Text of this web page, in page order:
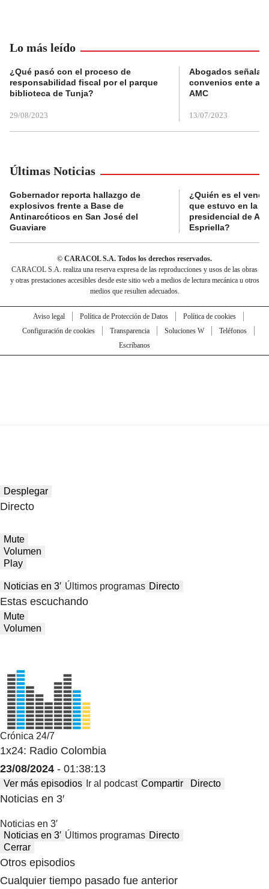
Lo más leído
¿Qué pasó con el proceso de
responsabilidad fiscal por el parque
biblioteca de Tunja?
29/08/2023
Abogados
convenios ente
AMC
13/07/2023
Últimas Noticias
Gobernador reporta hallazgo de
explosivos frente a Base de
Antinarcóticos en San José del
Guaviare
¿Quién es el
que estuvo en la
presidencial de
Espriella?
© CARACOL S.A. Todos los derechos reservados.
CARACOL S.A. realiza una reserva expresa de las reproducciones y usos de las obras
y otras prestaciones accesibles desde este sitio web a medios de lectura mecánica u otros
medios que resulten adecuados.
Aviso legal Política de Protección de Datos
Política de cookies
Configuración de cookies
Transparencia Soluciones W
Teléfonos
Escríbanos
Desplegar
Directo
Mute
Volumen
Play
Noticias en 3′ Últimos programas Directo
Estas escuchando
Mute
Volumen
Crónica 24/7
1x24: Radio Colombia
23/08/2024 - 01:38:13
Ver más episodios Ir al podcast Compartir Directo
Noticias en 3′
Noticias en 3′
Noticias en 3′ Últimos programas Directo
Cerrar
Otros episodios
Cualquier tiempo pasado fue anterior